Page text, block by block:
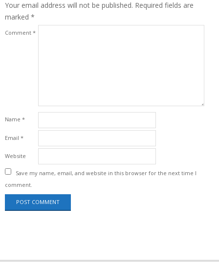
Your email address will not be published. Required fields are
marked *
Comment *
Name *
Email *
Website
Save my name, email, and website in this browser for the next time I
comment.